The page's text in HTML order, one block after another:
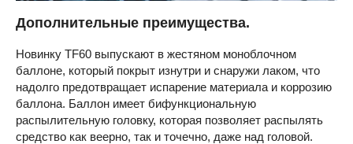
Дополнительные преимущества.
Новинку TF60 выпускают в жестяном моноблочном
баллоне, который покрыт изнутри и снаружи лаком, что
надолго предотвращает испарение материала и коррозию
баллона. Баллон имеет бифункциональную
распылительную головку, которая позволяет распылять
средство как веерно, так и точечно, даже над головой.